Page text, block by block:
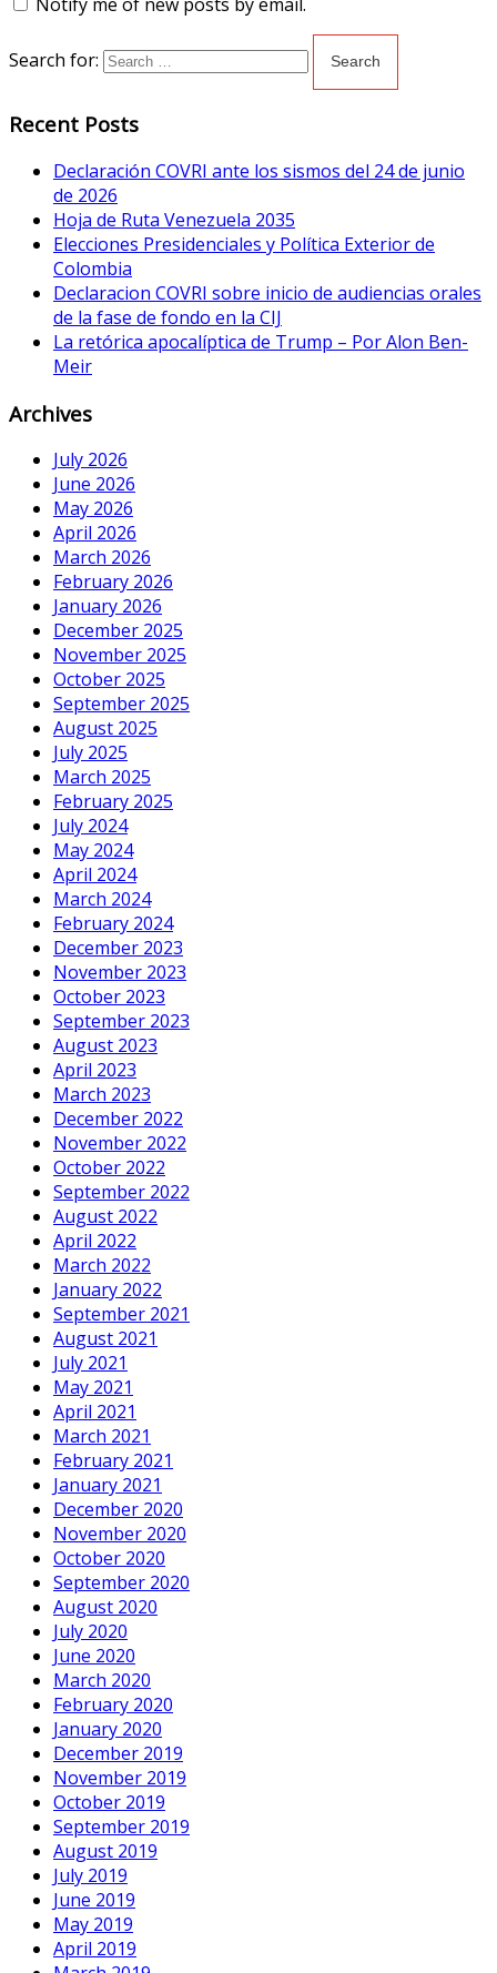
Search for:
Recent Posts
Declaración COVRI ante los sismos del 24 de junio
de 2026
Hoja de Ruta Venezuela 2035
Elecciones Presidenciales y Política Exterior de
Colombia
Declaracion COVRI sobre inicio de audiencias orales
de la fase de fondo en la CIJ
La retórica apocalíptica de Trump – Por Alon Ben-
Meir
Archives
July 2026
June 2026
May 2026
April 2026
March 2026
February 2026
January 2026
December 2025
November 2025
October 2025
September 2025
August 2025
July 2025
March 2025
February 2025
July 2024
May 2024
April 2024
March 2024
February 2024
December 2023
November 2023
October 2023
September 2023
August 2023
April 2023
March 2023
December 2022
November 2022
October 2022
September 2022
August 2022
April 2022
March 2022
January 2022
September 2021
August 2021
July 2021
May 2021
April 2021
March 2021
February 2021
January 2021
December 2020
November 2020
October 2020
September 2020
August 2020
July 2020
June 2020
March 2020
February 2020
January 2020
December 2019
November 2019
October 2019
September 2019
August 2019
July 2019
June 2019
May 2019
April 2019